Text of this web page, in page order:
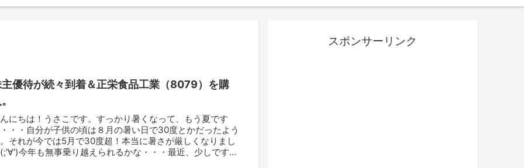
優待が続々到着＆正栄食品工業（8079）を購
にちは！うさこです。すっかり暑くなって、もう夏です
・・自分が子供の頃は８月の暑い日で30度とかだったよう
それが今では5月で30度超！本当に暑さが厳しくなりまし
今年も無事乗り越えられるかな・・・最近、少しですが
スポンサーリンク